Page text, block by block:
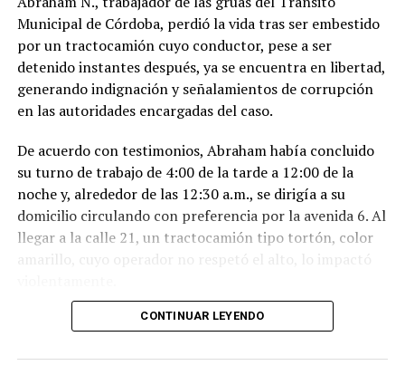
Municipal de Córdoba, perdió la vida tras ser embestido
por un tractocamión cuyo conductor, pese a ser
detenido instantes después, ya se encuentra en libertad,
generando indignación y señalamientos de corrupción
en las autoridades encargadas del caso.
De acuerdo con testimonios, Abraham había concluido
su turno de trabajo de 4:00 de la tarde a 12:00 de la
noche y, alrededor de las 12:30 a.m., se dirigía a su
domicilio circulando con preferencia por la avenida 6. Al
llegar a la calle 21, un tractocamión tipo tortón, color
amarillo, cuyo operador no respetó el alto, lo impactó
El conductor, identificado como Adán “N.”, de
fue interceptado por taxistas y jóvenes del Modelogar
CONTINUAR LEYENDO